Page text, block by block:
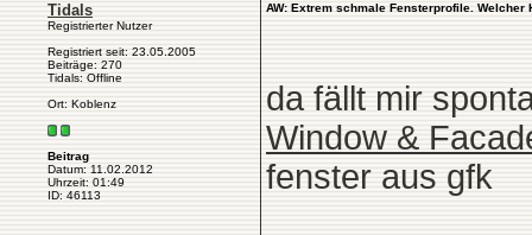
Tidals
Registrierter Nutzer
Registriert seit: 23.05.2005
Beiträge: 270
Tidals: Offline
Ort: Koblenz
Beitrag
Datum: 11.02.2012
Uhrzeit: 01:49
ID: 46113
AW: Extrem schmale Fensterprofile. Welcher
da fällt mir
Window &
fenster aus gfk